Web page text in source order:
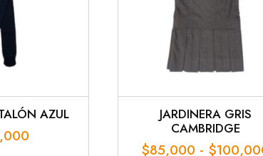
AZUL
JARDINERA GRIS
CAMBRIDGE
$85,000 - $